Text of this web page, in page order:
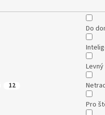
Do
Levný
12
Pro